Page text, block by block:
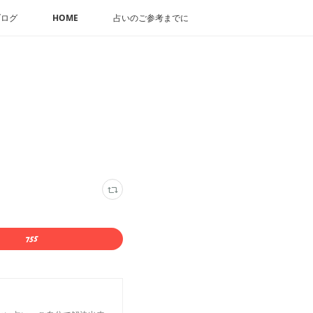
グ HOME 占いのご参考までに